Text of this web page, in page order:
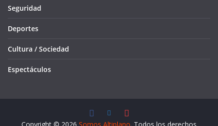
Seguridad
Deportes
Cultura / Sociedad
Espectáculos